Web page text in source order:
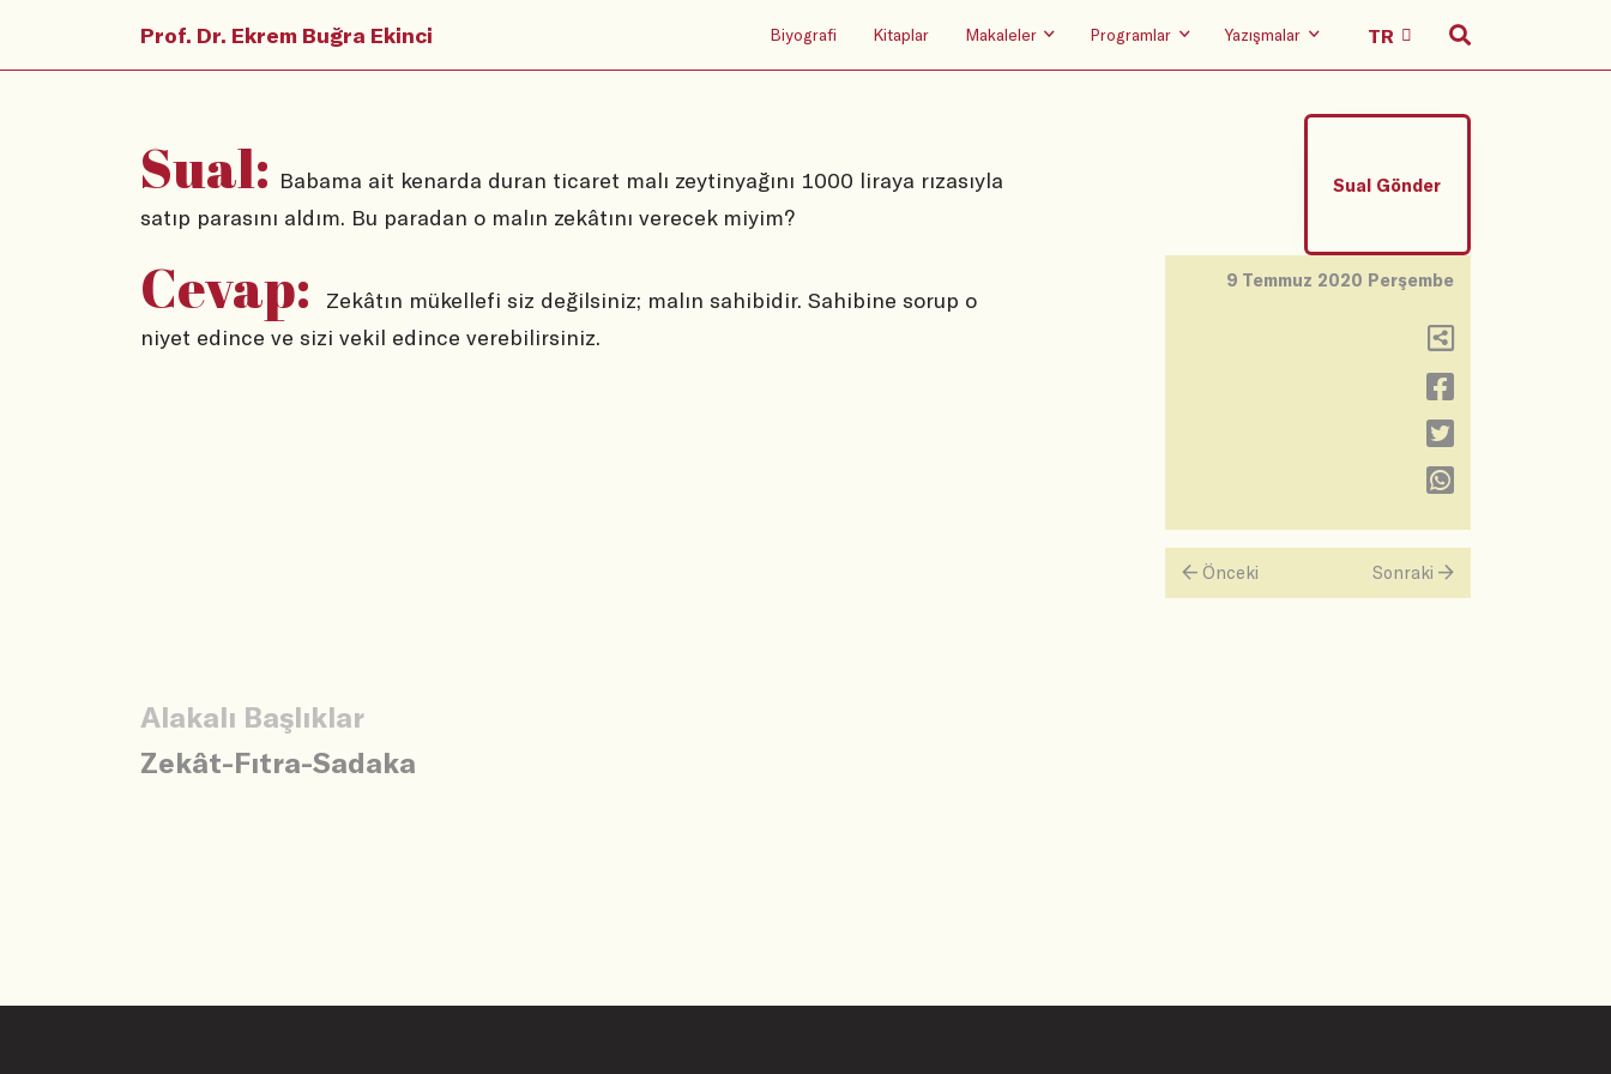
Prof. Dr. Ekrem Buğra Ekinci Biyografi Kitaplar Makaleler Programlar Yazışmalar
Sual: Babama ait kenarda duran ticaret malı zeytinyağını 1000 liraya rızasıyla
satıp parasını aldım. Bu paradan o malın zekâtını verecek miyim?
Sual Gönder
Cevap:
Zekâtın mükellefi siz değilsiniz; malın sahibidir. Sahibine sorup o
niyet edince ve sizi vekil edince verebilirsiniz.
9 Temmuz 2020 Perşembe
Önceki Sonraki
Alakalı Başlıklar
Zekât-Fıtra-Sadaka